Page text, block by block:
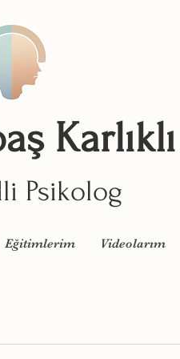
Karlıklı
Psikolog
Eğitimlerim Videolarım